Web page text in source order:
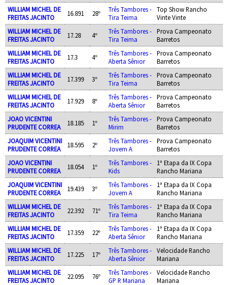
WILLIAM MICHEL DE
FREITAS JACINTO
16.891 28º
Três Tambores -
Tira Teima
Top Show Rancho
Vinte Vinte
WILLIAM MICHEL DE
FREITAS JACINTO
17.28 4º
Três Tambores -
Tira Teima
Prova Campeonato
Barretos
WILLIAM MICHEL DE
FREITAS JACINTO
17.3 4º
Três Tambores -
Aberta Sênior
Prova Campeonato
Barretos
WILLIAM MICHEL DE
FREITAS JACINTO
17.399 3º
Três Tambores -
Tira Teima
Prova Campeonato
Barretos
WILLIAM MICHEL DE
FREITAS JACINTO
17.929 8º
Três Tambores -
Aberta Sênior
Prova Campeonato
Barretos
JOAO VICENTINI
PRUDENTE CORREA
18.185 1º
Três Tambores -
Mirim
Prova Campeonato
Barretos
JOAQUIM VICENTINI
PRUDENTE CORREA
18.595 2º
Três Tambores -
Jovem A
Prova Campeonato
Barretos
JOAO VICENTINI
PRUDENTE CORREA
18.054 1º
Três Tambores -
Kids
1ª Etapa da IX Copa
Rancho Mariana
JOAQUIM VICENTINI
PRUDENTE CORREA
19.439 3º
Três Tambores -
Jovem A
1ª Etapa da IX Copa
Rancho Mariana
WILLIAM MICHEL DE
FREITAS JACINTO
22.392 71º
Três Tambores -
Tira Teima
1ª Etapa da IX Copa
Rancho Mariana
WILLIAM MICHEL DE
FREITAS JACINTO
17.359 22º
Três Tambores -
Aberta Sênior
1ª Etapa da IX Copa
Rancho Mariana
WILLIAM MICHEL DE
FREITAS JACINTO
17.225 17º
Três Tambores -
Aberta Sênior
Velocidade Rancho
Mariana
WILLIAM MICHEL DE
FREITAS JACINTO
22.095 76º
Três Tambores -
GP R Mariana
Velocidade Rancho
Mariana